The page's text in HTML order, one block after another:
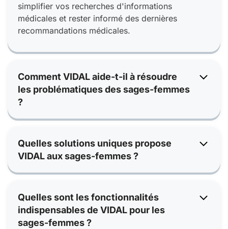
simplifier vos recherches d'informations
médicales et rester informé des dernières
recommandations médicales.
Comment VIDAL aide-t-il à résoudre
les problématiques des sages-femmes
?
Quelles solutions uniques propose
VIDAL aux sages-femmes ?
Quelles sont les fonctionnalités
indispensables de VIDAL pour les
sages-femmes ?